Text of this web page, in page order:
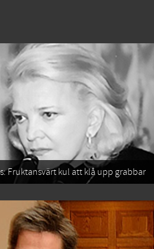
Fruktansvärt kul att klå upp grabbar